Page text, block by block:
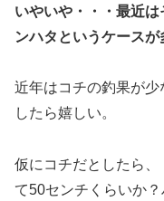
いやいや・・・最近
ンハタというケースが
近年はコチの釣果が
したら嬉しい。
仮にコチだとしたら
て50センチくらいか